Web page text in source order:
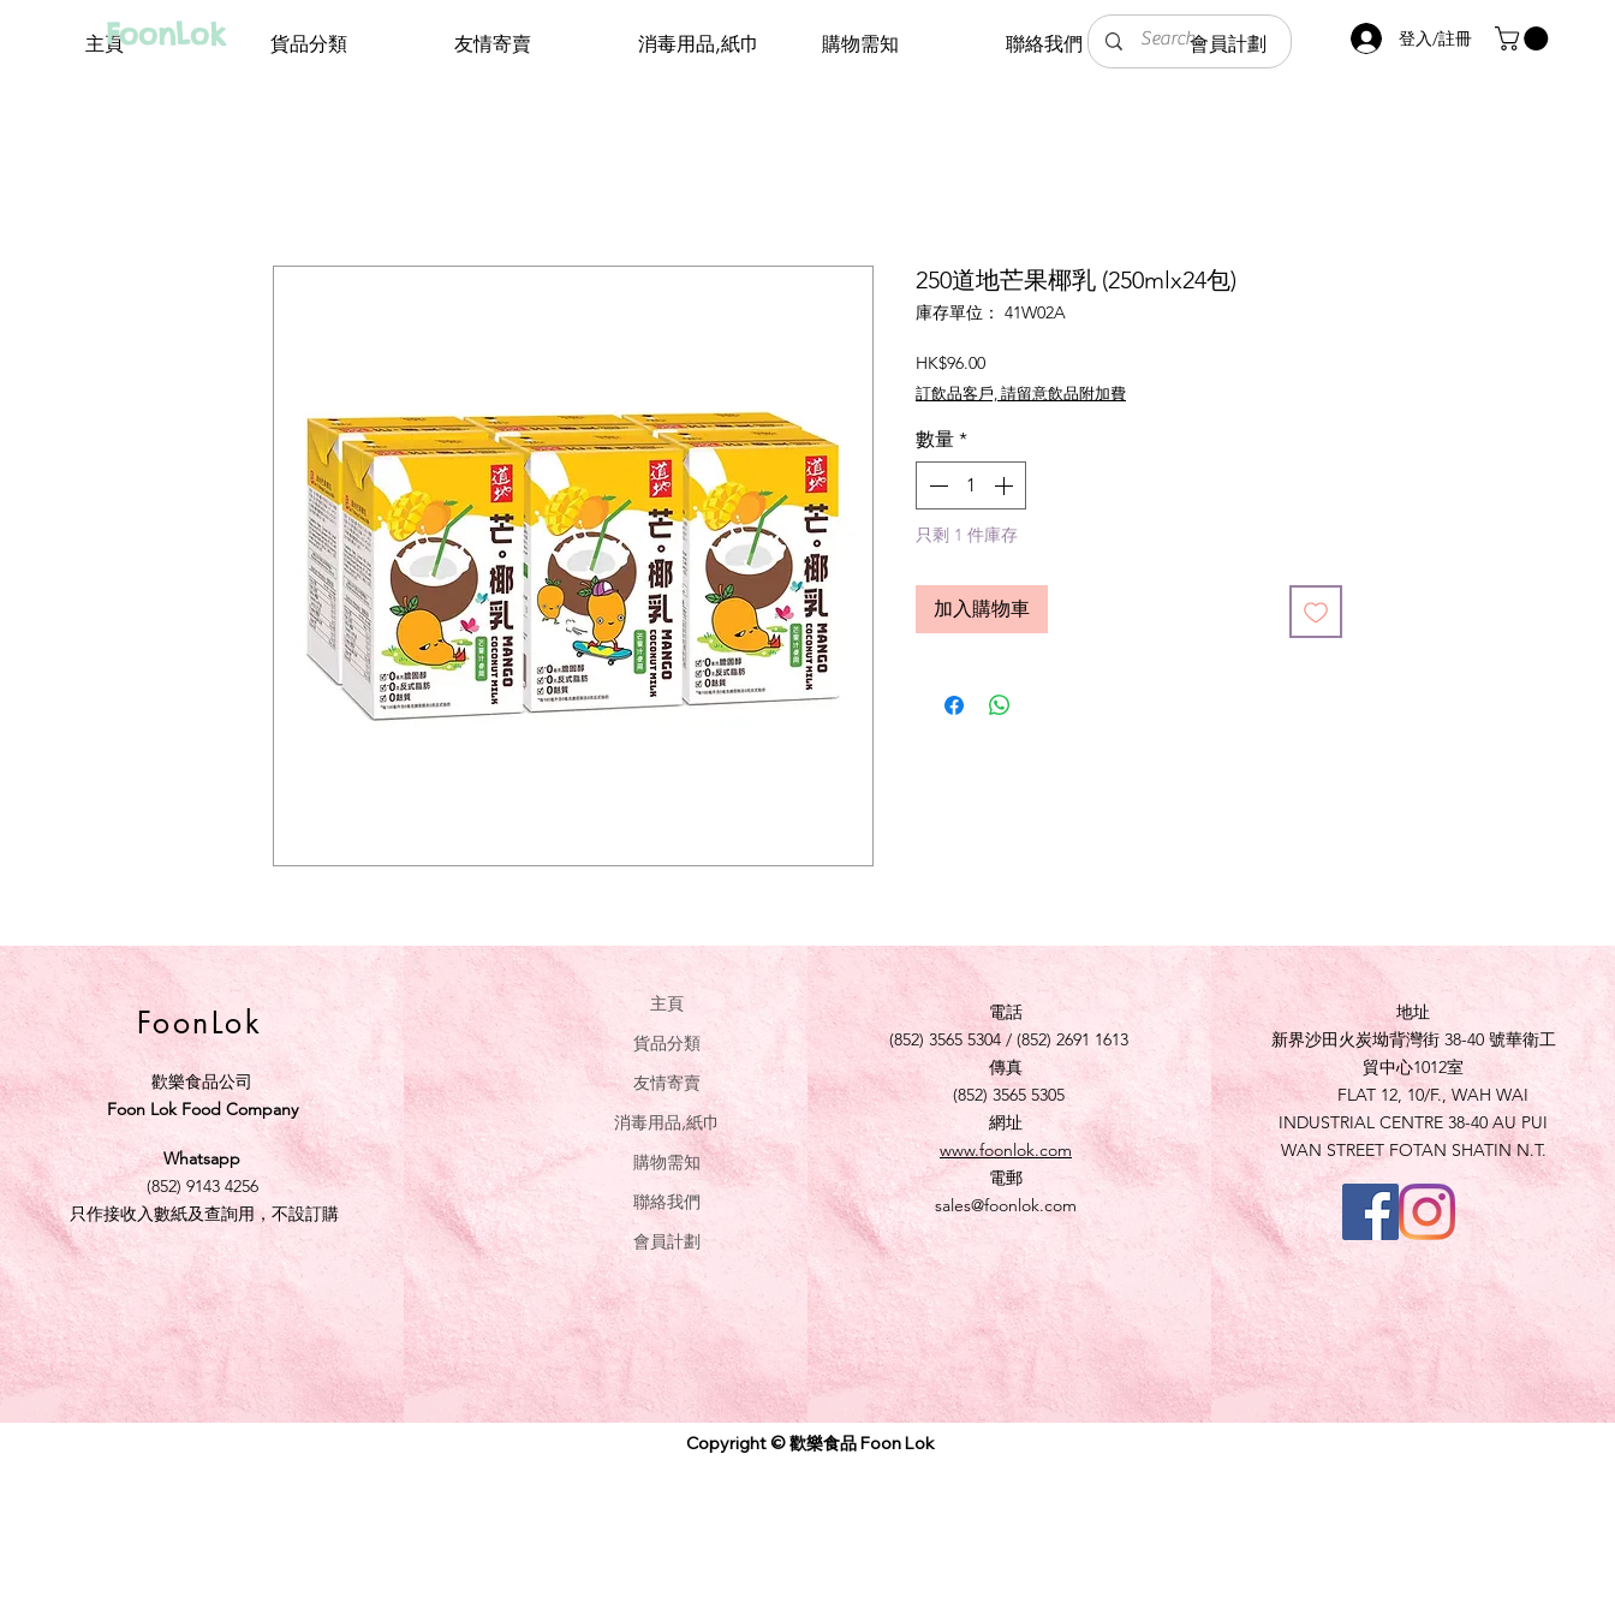
FoonLok 登入/註冊
主頁 貨品分類 友情寄賣 消毒用品,紙巾 購物需知 聯絡我們 會員計劃
250道地芒果椰乳 (250mlx24包)
庫存單位： 41W02A
HK$96.00價
格
訂飲品客戶, 請留意飲品附加費
數量 *
只剩 1 件庫存
加入購物車
FoonLok
歡樂食品公司
Foon Lok Food Company
Whatsapp
(852) 9143 4256
只作接收入數紙及查詢用，不設訂購
主頁
貨品分類
友情寄賣
消毒用品,紙巾
購物需知
聯絡我們
會員計劃
電話
(852) 3565 5304 / (852) 2691 1613
傳真
(852) 3565 5305
網址
www.foonlok.com
電郵
sales@foonlok.com
地址
新界沙田火炭坳背灣街 38-40 號華衛工
貿中心1012室
FLAT 12, 10/F., WAH WAI
INDUSTRIAL CENTRE 38-40 AU PUI
WAN STREET FOTAN SHATIN N.T.
Copyright © 歡樂食品 Foon Lok